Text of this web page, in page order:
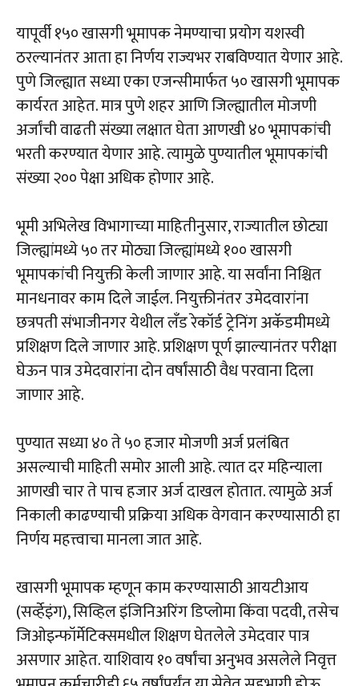
यापूर्वी १५० खासगी भूमापक नेमण्याचा प्रयोग यशस्वी
ठरल्यानंतर आता हा निर्णय राज्यभर राबविण्यात येणार आहे.
पुणे जिल्ह्यात सध्या एका एजन्सीमार्फत ५० खासगी भूमापक
कार्यरत आहेत. मात्र पुणे शहर आणि जिल्ह्यातील मोजणी
अर्जांची वाढती संख्या लक्षात घेता आणखी ४० भूमापकांची
भरती करण्यात येणार आहे. त्यामुळे पुण्यातील भूमापकांची
संख्या २०० पेक्षा अधिक होणार आहे.
भूमी अभिलेख विभागाच्या माहितीनुसार, राज्यातील छोट्या
जिल्ह्यांमध्ये ५० तर मोठ्या जिल्ह्यांमध्ये १०० खासगी
भूमापकांची नियुक्ती केली जाणार आहे. या सर्वांना निश्चित
मानधनावर काम दिले जाईल. नियुक्तीनंतर उमेदवारांना
छत्रपती संभाजीनगर येथील लँड रेकॉर्ड ट्रेनिंग अकॅडमीमध्ये
प्रशिक्षण दिले जाणार आहे. प्रशिक्षण पूर्ण झाल्यानंतर परीक्षा
घेऊन पात्र उमेदवारांना दोन वर्षांसाठी वैध परवाना दिला
जाणार आहे.
पुण्यात सध्या ४० ते ५० हजार मोजणी अर्ज प्रलंबित
असल्याची माहिती समोर आली आहे. त्यात दर महिन्याला
आणखी चार ते पाच हजार अर्ज दाखल होतात. त्यामुळे अर्ज
निकाली काढण्याची प्रक्रिया अधिक वेगवान करण्यासाठी हा
निर्णय महत्त्वाचा मानला जात आहे.
खासगी भूमापक म्हणून काम करण्यासाठी आयटीआय
(सर्व्हेइंग), सिव्हिल इंजिनिअरिंग डिप्लोमा किंवा पदवी, तसेच
जिओइन्फॉर्मेटिक्समधील शिक्षण घेतलेले उमेदवार पात्र
असणार आहेत. याशिवाय १० वर्षांचा अनुभव असलेले निवृत्त